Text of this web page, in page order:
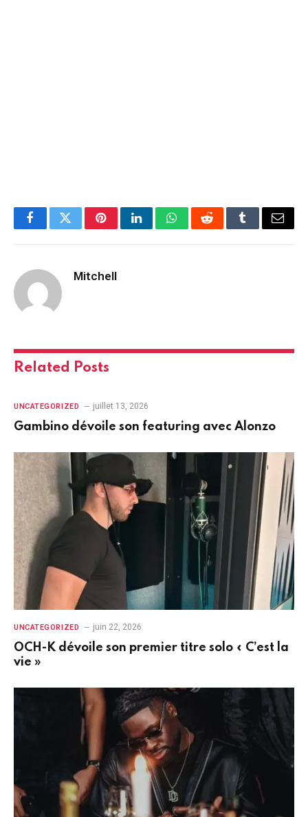
FacebookTwitterPinterestLinkedInWhatsAppRedditTumblrEmail
Mitchell
Related Posts
UNCATEGORIZED juillet 13, 2026
Gambino dévoile son featuring avec Alonzo
UNCATEGORIZED juin 22, 2026
OCH-K dévoile son premier titre solo « C’est la
vie »